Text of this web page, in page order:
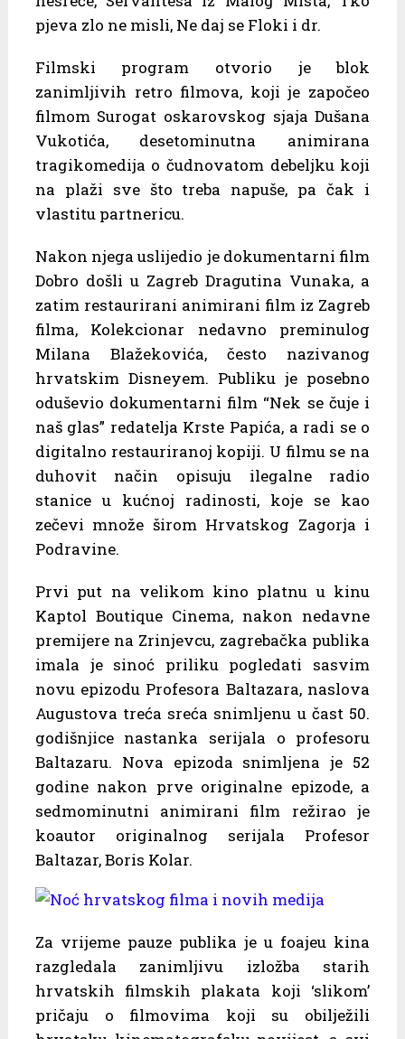
pjeva zlo ne misli, Ne daj se Floki i dr.
Filmski program otvorio je blok
zanimljivih retro filmova, koji je započeo
filmom Surogat oskarovskog sjaja Dušana
Vukotića, desetominutna animirana
tragikomedija o čudnovatom debeljku koji
na plaži sve što treba napuše, pa čak i
vlastitu partnericu.
Nakon njega uslijedio je dokumentarni film
Dobro došli u Zagreb Dragutina Vunaka, a
zatim restaurirani animirani film iz Zagreb
filma, Kolekcionar nedavno preminulog
Milana Blažekovića, često nazivanog
hrvatskim Disneyem. Publiku je posebno
oduševio dokumentarni film “Nek se čuje i
naš glas” redatelja Krste Papića, a radi se o
digitalno restauriranoj kopiji. U filmu se na
duhovit način opisuju ilegalne radio
stanice u kućnoj radinosti, koje se kao
zečevi množe širom Hrvatskog Zagorja i
Podravine.
Prvi put na velikom kino platnu u kinu
Kaptol Boutique Cinema, nakon nedavne
premijere na Zrinjevcu, zagrebačka publika
imala je sinoć priliku pogledati sasvim
novu epizodu Profesora Baltazara, naslova
Augustova treća sreća snimljenu u čast 50.
godišnjice nastanka serijala o profesoru
Baltazaru. Nova epizoda snimljena je 52
godine nakon prve originalne epizode, a
sedmominutni animirani film režirao je
koautor originalnog serijala Profesor
Baltazar, Boris Kolar.
Za vrijeme pauze publika je u foajeu kina
razgledala zanimljivu izložba starih
hrvatskih filmskih plakata koji ‘slikom’
pričaju o filmovima koji su obilježili